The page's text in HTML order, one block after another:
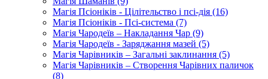
Магія Псіоніків - Цілітельство і псі-дія (16)
Магія Псіоніків - Псі-система (7)
Магія Чародеїв – Накладання Чар (9)
Магія Чародеїв - Заряджання мазей (5)
Магія Чарівників – Загальні заклинання (5)
Магія Чарівників – Створення Чарівних паличок
(8)